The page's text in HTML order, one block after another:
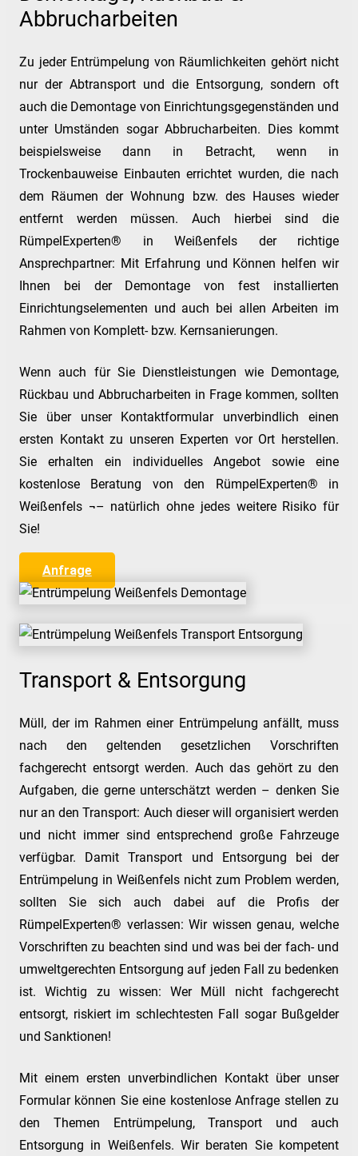
Abbrucharbeiten
Zu jeder Entrümpelung von Räumlichkeiten gehört nicht
nur der Abtransport und die Entsorgung, sondern oft
auch die Demontage von Einrichtungsgegenständen und
unter Umständen sogar Abbrucharbeiten. Dies kommt
beispielsweise dann in Betracht, wenn in
Trockenbauweise Einbauten errichtet wurden, die nach
dem Räumen der Wohnung bzw. des Hauses wieder
entfernt werden müssen. Auch hierbei sind die
RümpelExperten® in Weißenfels der richtige
Ansprechpartner: Mit Erfahrung und Können helfen wir
Ihnen bei der Demontage von fest installierten
Einrichtungselementen und auch bei allen Arbeiten im
Rahmen von Komplett- bzw. Kernsanierungen.
Wenn auch für Sie Dienstleistungen wie Demontage,
Rückbau und Abbrucharbeiten in Frage kommen, sollten
Sie über unser Kontaktformular unverbindlich einen
ersten Kontakt zu unseren Experten vor Ort herstellen.
Sie erhalten ein individuelles Angebot sowie eine
kostenlose Beratung von den RümpelExperten® in
Weißenfels ¬– natürlich ohne jedes weitere Risiko für
Sie!
Anfrage
Transport & Entsorgung
Müll, der im Rahmen einer Entrümpelung anfällt, muss
nach den geltenden gesetzlichen Vorschriften
fachgerecht entsorgt werden. Auch das gehört zu den
Aufgaben, die gerne unterschätzt werden – denken Sie
nur an den Transport: Auch dieser will organisiert werden
und nicht immer sind entsprechend große Fahrzeuge
verfügbar. Damit Transport und Entsorgung bei der
Entrümpelung in Weißenfels nicht zum Problem werden,
sollten Sie sich auch dabei auf die Profis der
RümpelExperten® verlassen: Wir wissen genau, welche
Vorschriften zu beachten sind und was bei der fach- und
umweltgerechten Entsorgung auf jeden Fall zu bedenken
ist. Wichtig zu wissen: Wer Müll nicht fachgerecht
entsorgt, riskiert im schlechtesten Fall sogar Bußgelder
und Sanktionen!
Mit einem ersten unverbindlichen Kontakt über unser
Formular können Sie eine kostenlose Anfrage stellen zu
den Themen Entrümpelung, Transport und auch
Entsorgung in Weißenfels. Wir beraten Sie kompetent